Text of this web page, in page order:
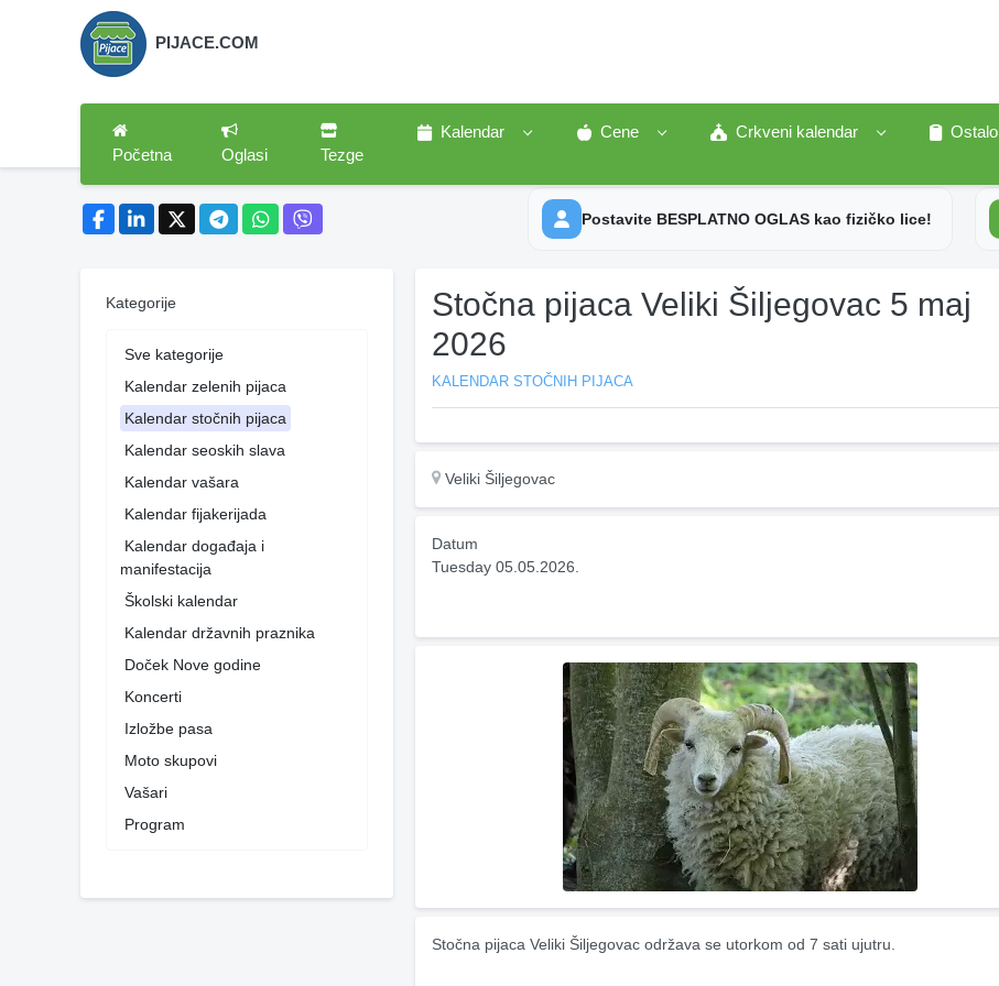
PIJACE.COM
Početna Oglasi Tezge
Kalendar Cene Crkveni kalendar
Ostalo
Postavite BESPLATNO OGLAS kao fizičko lice!
Kategorije
Sve kategorije
Kalendar zelenih pijaca
Kalendar stočnih pijaca
Kalendar seoskih slava
Kalendar vašara
Kalendar fijakerijada
Kalendar događaja i
manifestacija
Školski kalendar
Kalendar državnih praznika
Doček Nove godine
Koncerti
Izložbe pasa
Moto skupovi
Vašari
Program
Stočna pijaca Veliki Šiljegovac 5 maj
2026
KALENDAR STOČNIH PIJACA
Veliki Šiljegovac
Datum
Tuesday 05.05.2026.
Stočna pijaca Veliki Šiljegovac održava se utorkom od 7 sati ujutru.